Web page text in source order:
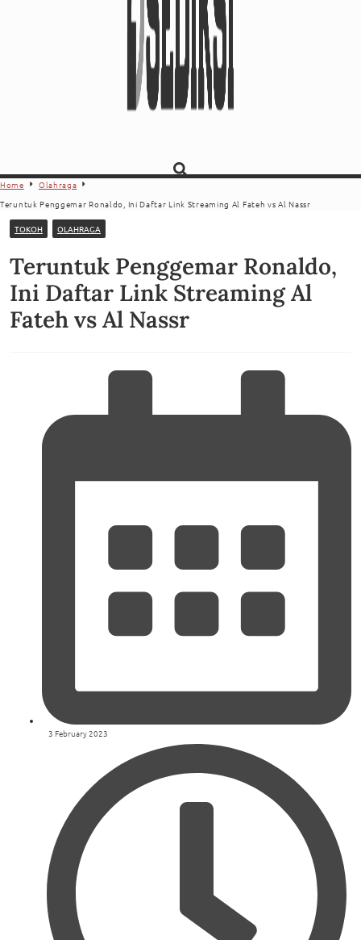
Home
Olahraga
Teruntuk Penggemar Ronaldo, Ini Daftar Link Streaming Al Fateh vs Al Nassr
TOKOH OLAHRAGA
Teruntuk Penggemar Ronaldo,
Ini Daftar Link Streaming Al
Fateh vs Al Nassr
3 February 2023